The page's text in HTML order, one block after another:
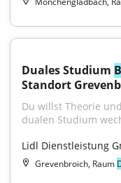
Duales Studium
Standort
Du willst Theorie
dualen Studium
Lidl Dienstleistung
Grevenbroich, Raum